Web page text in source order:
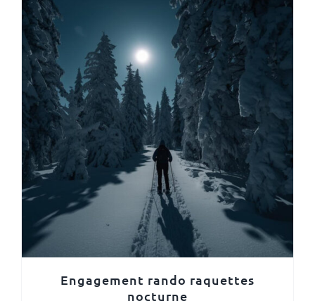
Engagement rando raquettes
nocturne